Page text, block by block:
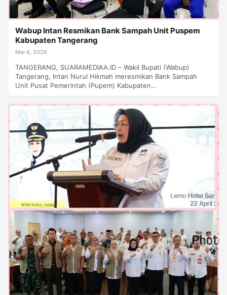
Wabup Intan Resmikan Bank Sampah Unit Puspem
Kabupaten Tangerang
Mei 6, 2026
TANGERANG, SUARAMEDIAA.ID – Wakil Bupati (Wabup)
Tangerang, Intan Nurul Hikmah meresmikan Bank Sampah
Unit Pusat Pemerintah (Pupem) Kabupaten…